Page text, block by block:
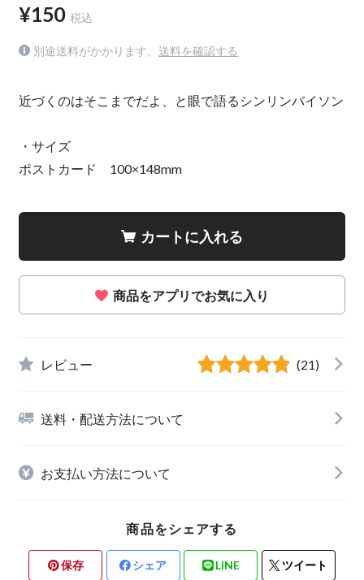
¥150 税込
別途送料がかかります。 送料を確認する
近づくのはそこまでだよ、と眼で語るシンリンバイソン
・サイズ
ポストカード 100×148mm
カートに入れる
商品をアプリでお気に入り
レビュー (21)
送料・配送方法について
お支払い方法について
商品をシェアする
保存 シェア LINE ツイート